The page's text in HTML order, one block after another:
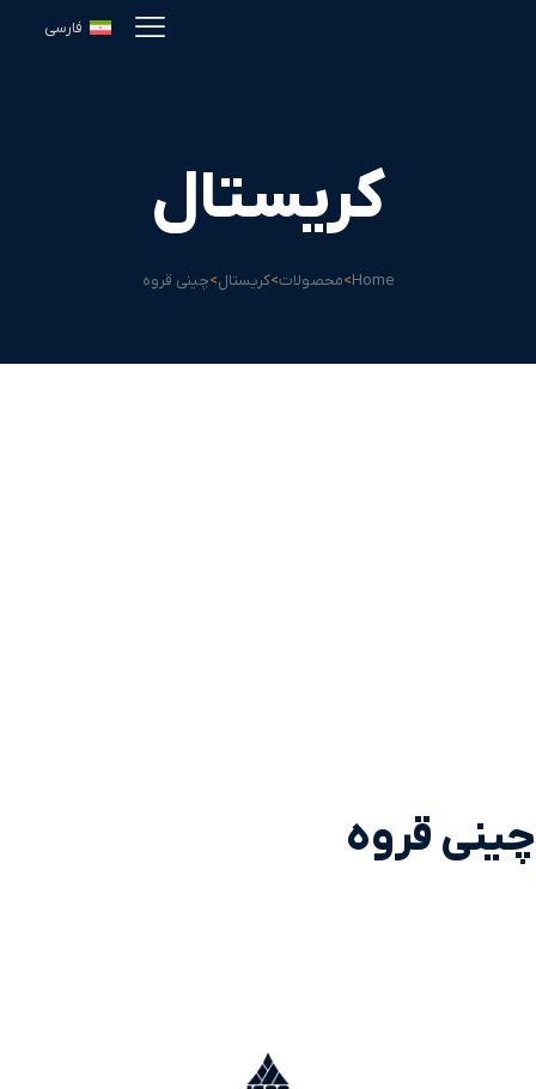
فارسی
کریستال
Home
>محصولات>کریستال>چینی قروه
چینی قروه